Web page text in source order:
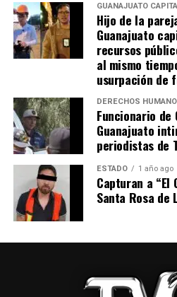
GUANAJUATO
Hijo de la
Guanajuato
recursos
al mismo
usurpación de
DERECHOS
Funcionario de
Guanajuato
periodistas de
ESTADO 1 año ago
Capturan a
Santa Rosa de